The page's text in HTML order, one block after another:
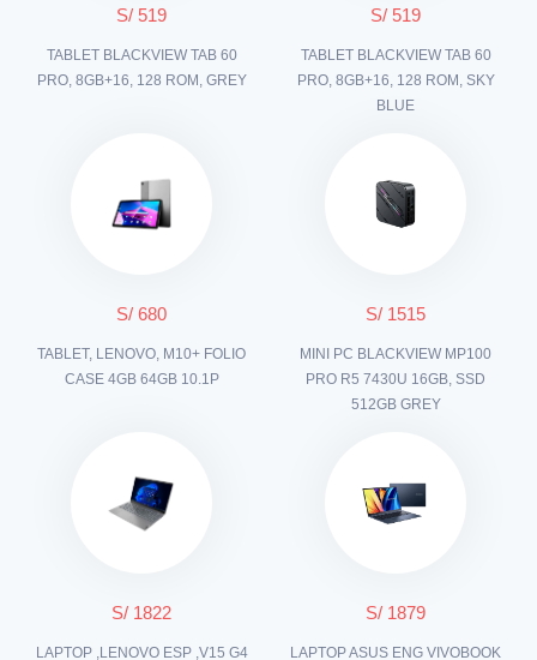
S/ 519
TABLET BLACKVIEW TAB 60
PRO, 8GB+16, 128 ROM, GREY
S/ 519
TABLET BLACKVIEW TAB 60
PRO, 8GB+16, 128 ROM, SKY
BLUE
S/ 680
TABLET, LENOVO, M10+ FOLIO
CASE 4GB 64GB 10.1P
S/ 1515
MINI PC BLACKVIEW MP100
PRO R5 7430U 16GB, SSD
512GB GREY
S/ 1822
LAPTOP ,LENOVO ESP ,V15 G4
S/ 1879
LAPTOP ASUS ENG VIVOBOOK